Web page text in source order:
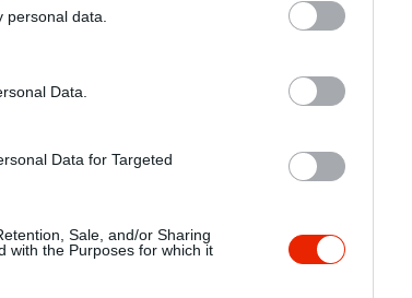
data.
Data.
Data for Targeted
Sale, and/or Sharing
with the Purposes for which it